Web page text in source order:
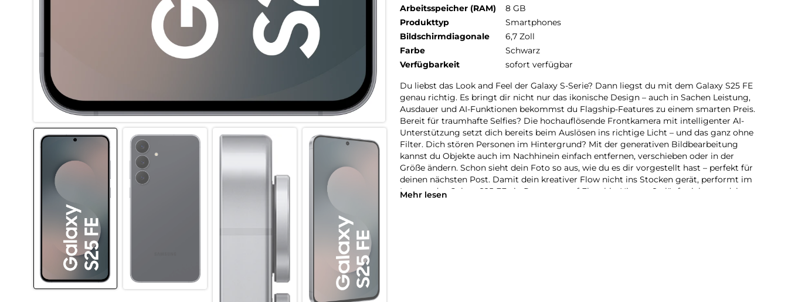
Arbeitsspeicher (RAM)
8 GB
Produkttyp
Smartphones
Bildschirmdiagonale
6,7 Zoll
Farbe
Schwarz
Verfügbarkeit
sofort verfügbar
Du liebst das Look and Feel der Galaxy S-Serie? Dann liegst du mit dem Galaxy S25 FE
genau richtig. Es bringt dir nicht nur das ikonische Design – auch in Sachen Leistung,
Ausdauer und AI-Funktionen bekommst du Flagship-Features zu einem smarten Preis.
Bereit für traumhafte Selfies? Die hochauflösende Frontkamera mit intelligenter AI-
Unterstützung setzt dich bereits beim Auslösen ins richtige Licht – und das ganz ohne
Filter. Dich stören Personen im Hintergrund? Mit der generativen Bildbearbeitung
kannst du Objekte auch im Nachhinein einfach entfernen, verschieben oder in der
Größe ändern. Schon sieht dein Foto so aus, wie du es dir vorgestellt hast – perfekt für
deinen nächsten Post. Damit dein kreativer Flow nicht ins Stocken gerät, performt im
Inneren des Galaxy S25 FE ein Prozessor auf Flagship-Niveau. So läuft nicht nur deine
Mehr lesen